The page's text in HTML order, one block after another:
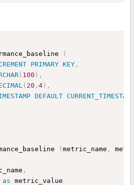
(
PRIMARY KEY ,
( 100 ) ,
( 20 , 4 ) ,
DEFAULT
( metric_name ,
,
as